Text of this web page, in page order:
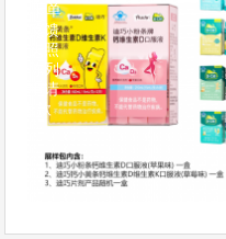
样 下单
后反馈
门头照
及陈列
图申请
退款